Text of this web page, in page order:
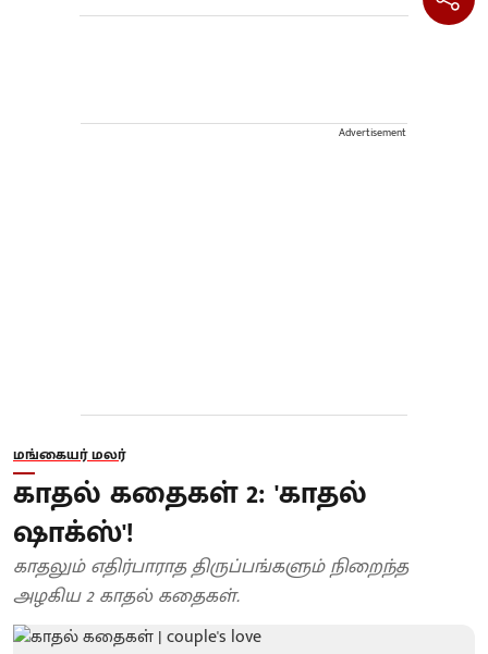
Advertisement
மங்கையர் மலர்
காதல் கதைகள் 2: 'காதல்
ஷாக்ஸ்'!
காதலும் எதிர்பாராத திருப்பங்களும் நிறைந்த
அழகிய 2 காதல் கதைகள்.